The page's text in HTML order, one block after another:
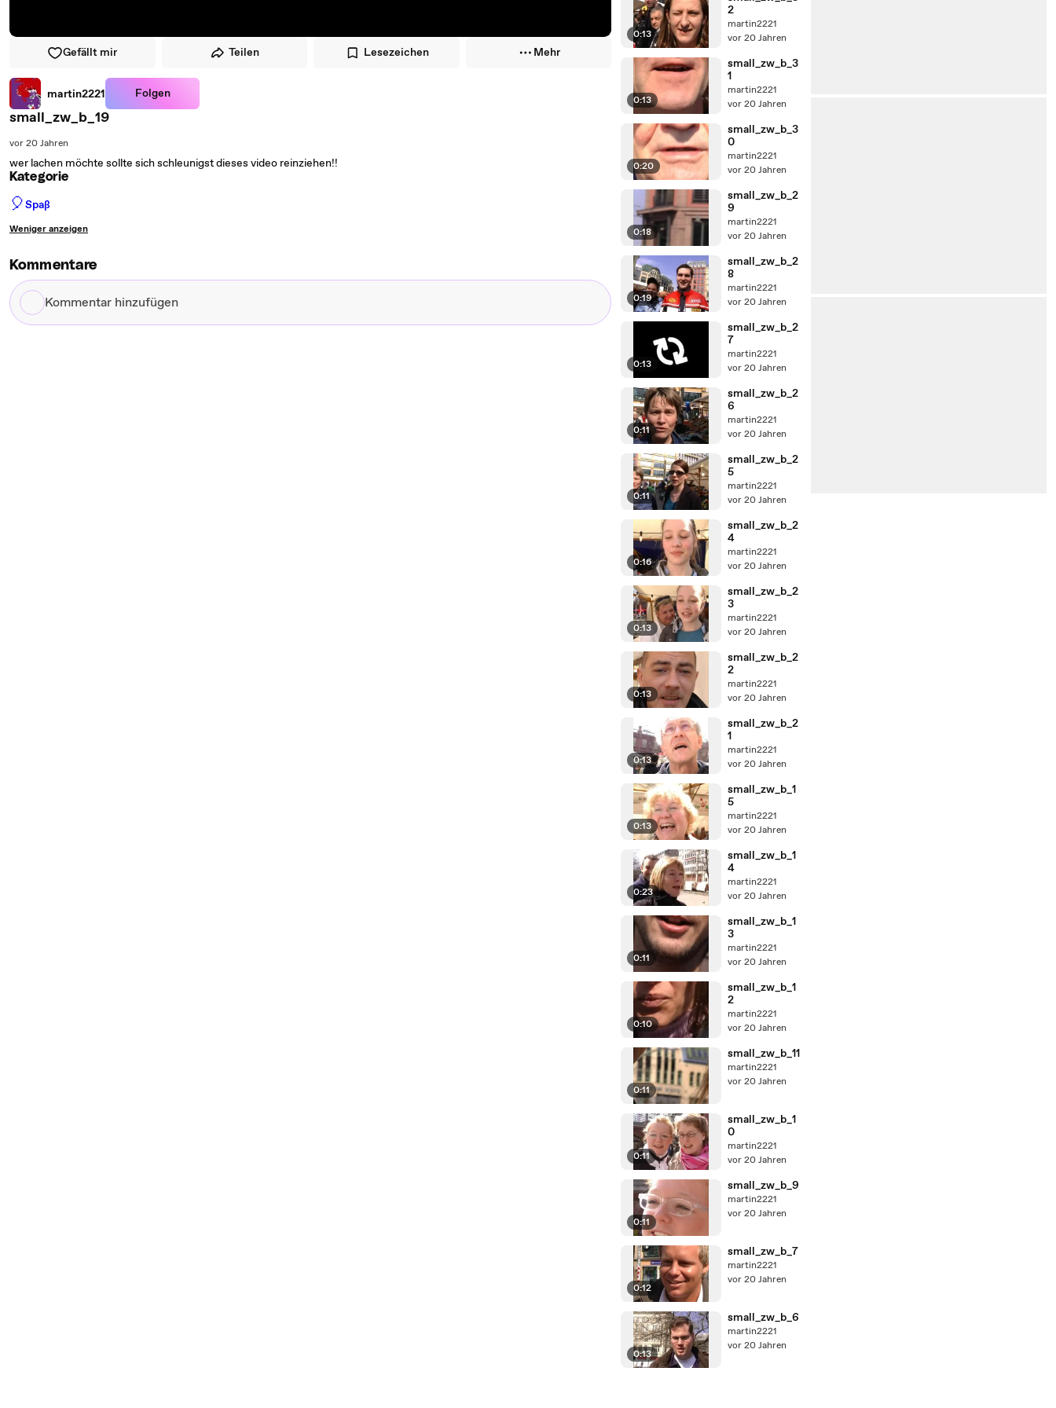
Gefällt mir Teilen Lesezeichen Mehr
martin2221 Folgen
small_zw_b_19
vor 20 Jahren
wer lachen möchte sollte sich schleunigst dieses video reinziehen!!
Kategorie
🎈Spaß
Weniger anzeigen
Kommentare
Kommentar
hinzufügen
0:13
2
martin2221
vor 20 Jahren
0:13
small_zw_b_3
1
martin2221
vor 20 Jahren
0:20
small_zw_b_3
0
martin2221
vor 20 Jahren
0:18
small_zw_b_2
9
martin2221
vor 20 Jahren
0:19
small_zw_b_2
8
martin2221
vor 20 Jahren
0:13
small_zw_b_2
7
martin2221
vor 20 Jahren
0:11
small_zw_b_2
6
martin2221
vor 20 Jahren
0:11
small_zw_b_2
5
martin2221
vor 20 Jahren
0:16
small_zw_b_2
4
martin2221
vor 20 Jahren
0:13
small_zw_b_2
3
martin2221
vor 20 Jahren
0:13
small_zw_b_2
2
martin2221
vor 20 Jahren
0:13
small_zw_b_2
1
martin2221
vor 20 Jahren
0:13
small_zw_b_1
5
martin2221
vor 20 Jahren
0:23
small_zw_b_1
4
martin2221
vor 20 Jahren
0:11
small_zw_b_1
3
martin2221
vor 20 Jahren
0:10
small_zw_b_1
2
martin2221
vor 20 Jahren
0:11
small_zw_b_11
martin2221
vor 20 Jahren
0:11
small_zw_b_1
0
martin2221
vor 20 Jahren
0:11
small_zw_b_9
martin2221
vor 20 Jahren
0:12
small_zw_b_7
martin2221
vor 20 Jahren
0:13
small_zw_b_6
martin2221
vor 20 Jahren